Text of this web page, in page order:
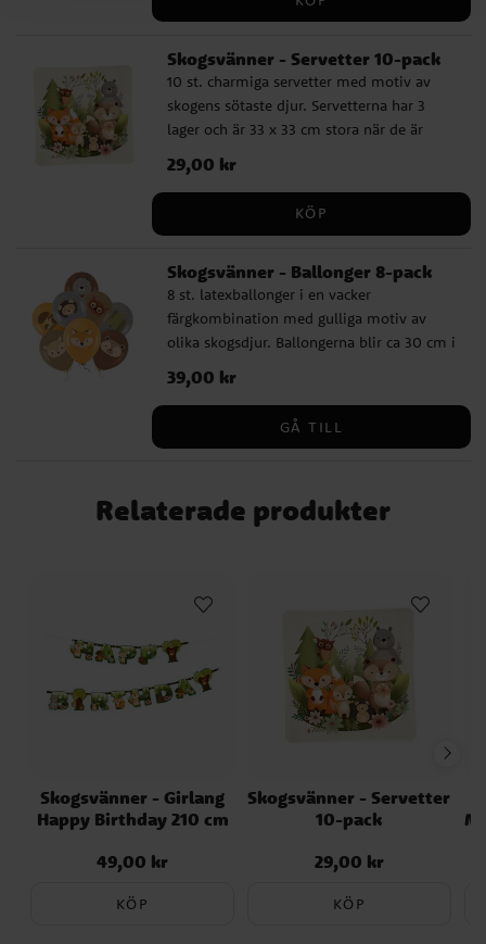
Skogsvänner - Servetter 10-pack
10 st. charmiga servetter med motiv av
skogens sötaste djur. Servetterna har 3
lager och är 33 x 33 cm stora när de är
utvikta. Tack vare sin charmiga design och
tillgång till många matchande tillbehör så
passar dessa servetter bra till både 1-
årskalas, kalas med skogstema,
Pris:29,00 kr
29,00 kr
KÖP
Skogsvänner - Ballonger 8-pack
8 st. latexballonger i en vacker
färgkombination med gulliga motiv av
olika skogsdjur. Ballongerna blir ca 30 cm i
diameter när de är uppblåsta och kan
fyllas med både luft och helium. Om du
blåser upp dem med luft rekommenderar
vi att använda en ballongpump.
Pris:39,00 kr
39,00 kr
GÅ TILL
Relaterade produkter
Skogsvänner - Girlang
Happy Birthday 210 cm
Pris: 49,00 kr
49,00 kr
KÖP
Skogsvänner - Servetter
10-pack
Pris: 29,00 kr
29,00 kr
KÖP